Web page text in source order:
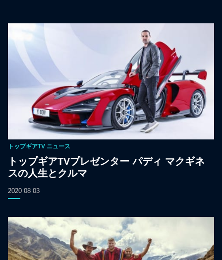
トップギアTV ニュース
トップギアTVプレゼンター パディ マクギネ
スの人生とクルマ
2020 08 03